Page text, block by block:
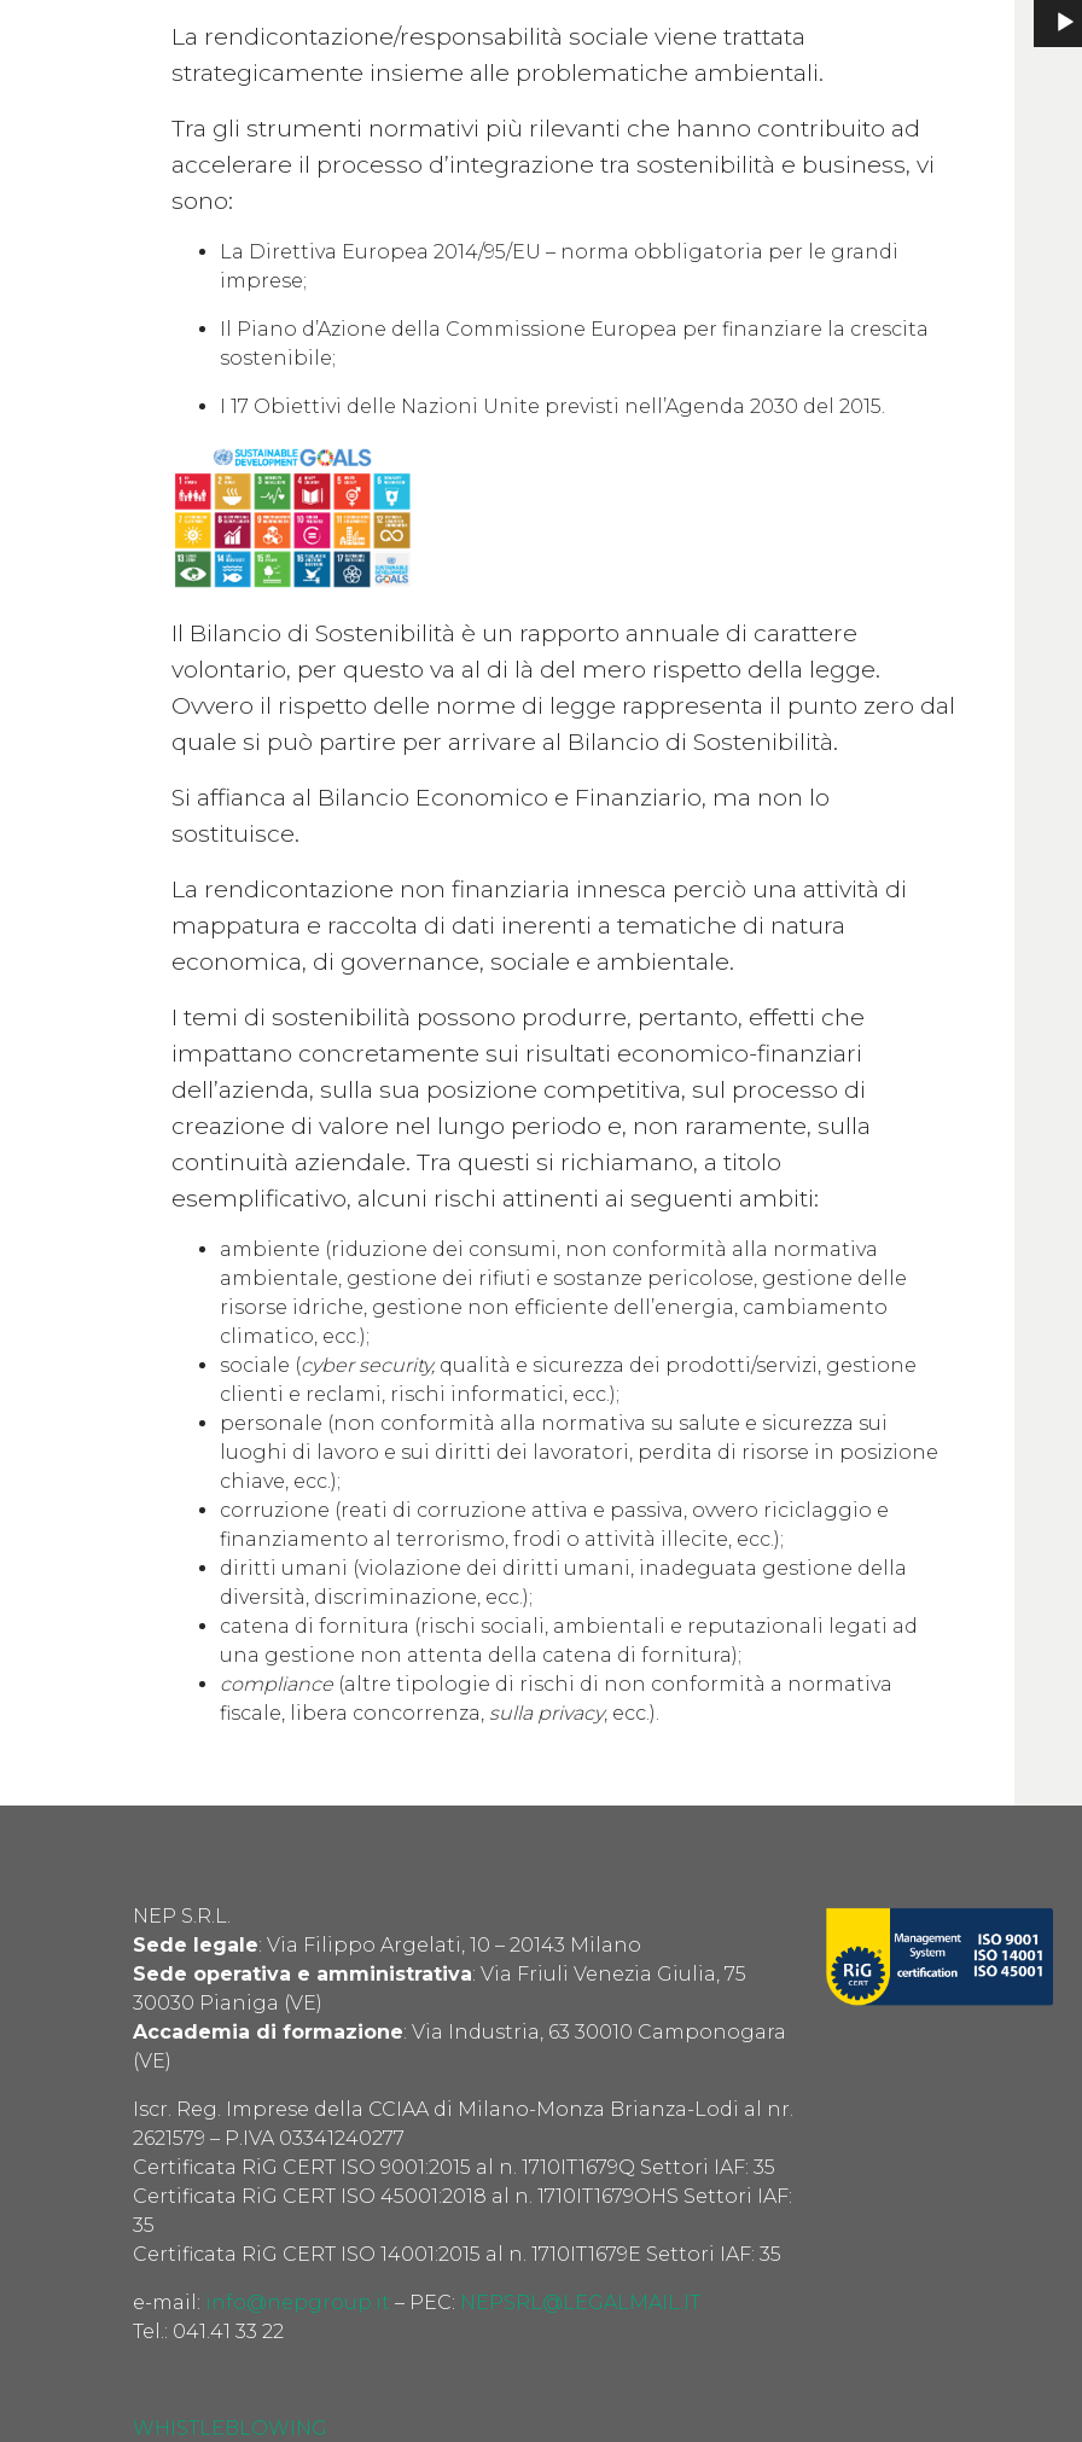
La rendicontazione/responsabilità sociale viene trattata
strategicamente insieme alle problematiche ambientali.
Tra gli strumenti normativi più rilevanti che hanno contribuito ad
accelerare il processo d’integrazione tra sostenibilità e business, vi
sono:
La Direttiva Europea 2014/95/EU – norma obbligatoria per le grandi
imprese;
Il Piano d’Azione della Commissione Europea per finanziare la crescita
sostenibile;
I 17 Obiettivi delle Nazioni Unite previsti nell’Agenda 2030 del 2015.
Il Bilancio di Sostenibilità è un rapporto annuale di carattere
volontario, per questo va al di là del mero rispetto della legge.
Ovvero il rispetto delle norme di legge rappresenta il punto zero dal
quale si può partire per arrivare al Bilancio di Sostenibilità.
Si affianca al Bilancio Economico e Finanziario, ma non lo
sostituisce.
La rendicontazione non finanziaria innesca perciò una attività di
mappatura e raccolta di dati inerenti a tematiche di natura
economica, di governance, sociale e ambientale.
I temi di sostenibilità possono produrre, pertanto, effetti che
impattano concretamente sui risultati economico-finanziari
dell’azienda, sulla sua posizione competitiva, sul processo di
creazione di valore nel lungo periodo e, non raramente, sulla
continuità aziendale. Tra questi si richiamano, a titolo
esemplificativo, alcuni rischi attinenti ai seguenti ambiti:
ambiente (riduzione dei consumi, non conformità alla normativa
ambientale, gestione dei rifiuti e sostanze pericolose, gestione delle
risorse idriche, gestione non efficiente dell’energia, cambiamento
climatico, ecc.);
sociale (cyber security, qualità e sicurezza dei prodotti/servizi, gestione
clienti e reclami, rischi informatici, ecc.);
personale (non conformità alla normativa su salute e sicurezza sui
luoghi di lavoro e sui diritti dei lavoratori, perdita di risorse in posizione
chiave, ecc.);
corruzione (reati di corruzione attiva e passiva, ovvero riciclaggio e
finanziamento al terrorismo, frodi o attività illecite, ecc.);
diritti umani (violazione dei diritti umani, inadeguata gestione della
diversità, discriminazione, ecc.);
catena di fornitura (rischi sociali, ambientali e reputazionali legati ad
una gestione non attenta della catena di fornitura);
compliance (altre tipologie di rischi di non conformità a normativa
fiscale, libera concorrenza, sulla privacy, ecc.).
NEP S.R.L.
Sede legale: Via Filippo Argelati, 10 – 20143 Milano
Sede operativa e amministrativa: Via Friuli Venezia Giulia, 75
30030 Pianiga (VE)
Accademia di formazione: Via Industria, 63 30010 Camponogara
(VE)
Iscr. Reg. Imprese della CCIAA di Milano-Monza Brianza-Lodi al nr.
2621579 – P.IVA 03341240277
Certificata RiG CERT ISO 9001:2015 al n. 1710IT1679Q Settori IAF: 35
Certificata RiG CERT ISO 45001:2018 al n. 1710IT1679OHS Settori IAF:
35
Certificata RiG CERT ISO 14001:2015 al n. 1710IT1679E Settori IAF: 35
e-mail: info@nepgroup.it – PEC: NEPSRL@LEGALMAIL.IT
Tel.: 041.41 33 22
WHISTLEBLOWING